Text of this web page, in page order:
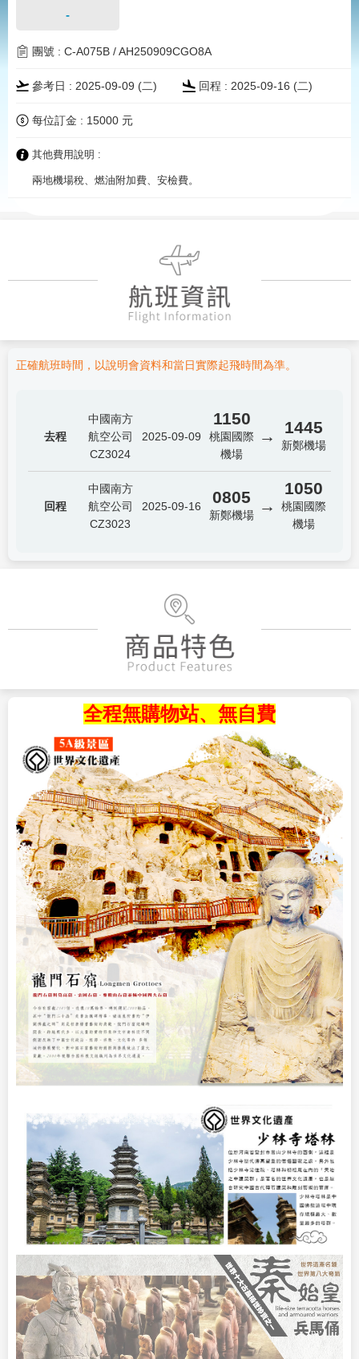
-
團號 : C-A075B / AH250909CGO8A
參考日 : 2025-09-09 (二) 回程 : 2025-09-16 (二)
每位訂金 : 15000 元
其他費用說明 :
兩地機場稅、燃油附加費、安檢費。
正確航班時間，以說明會資料和當日實際起飛時間為準。
去程
中國南方
航空公司
CZ3024
2025-09-09
1150
桃園國際
機場
→ 1445
新鄭機場
回程
中國南方
航空公司
CZ3023
2025-09-16 0805
新鄭機場 →
1050
桃園國際
機場
全程無購物站、無自費